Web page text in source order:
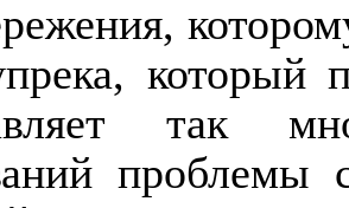
который
так